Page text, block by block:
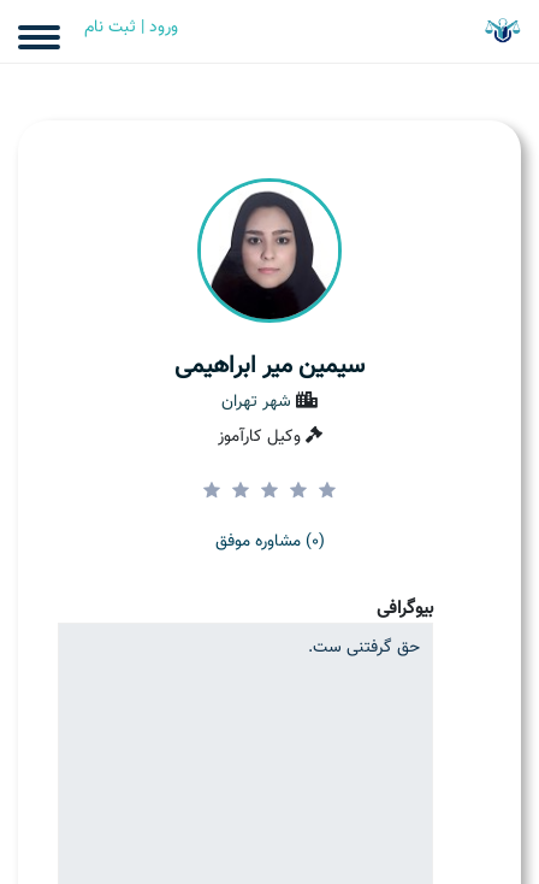
ورود | ثبت نام
سیمین میر ابراهیمی
شهر تهران
وکیل کارآموز
(0) مشاوره موفق
بیوگرافی